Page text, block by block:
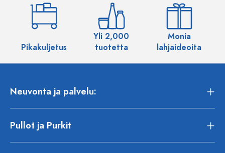
Pikakuljetus
Yli 2,000
tuotetta
Monia
lahjaideoita
Neuvonta ja palvelu:
Pullot ja Purkit